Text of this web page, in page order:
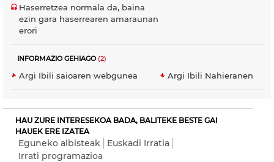
Haserretzea normala da, baina
ezin gara haserrearen amaraunan
erori
INFORMAZIO GEHIAGO(2)
Argi Ibili saioaren webgunea Argi Ibili Nahieranen
HAU ZURE INTERESEKOA BADA, BALITEKE BESTE GAI
HAUEK ERE IZATEA
Eguneko albisteak
Euskadi Irratia
Irrati programazioa